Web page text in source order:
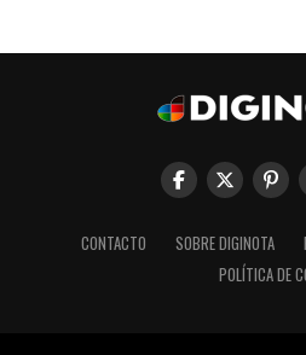
CONTACTO SOBRE DIGINOTA
POLÍTICA DE